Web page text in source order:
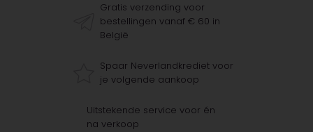
Gratis verzending voor
bestellingen vanaf € 60 in
België
Spaar Neverlandkrediet voor
je volgende aankoop
Uitstekende service voor én
na verkoop